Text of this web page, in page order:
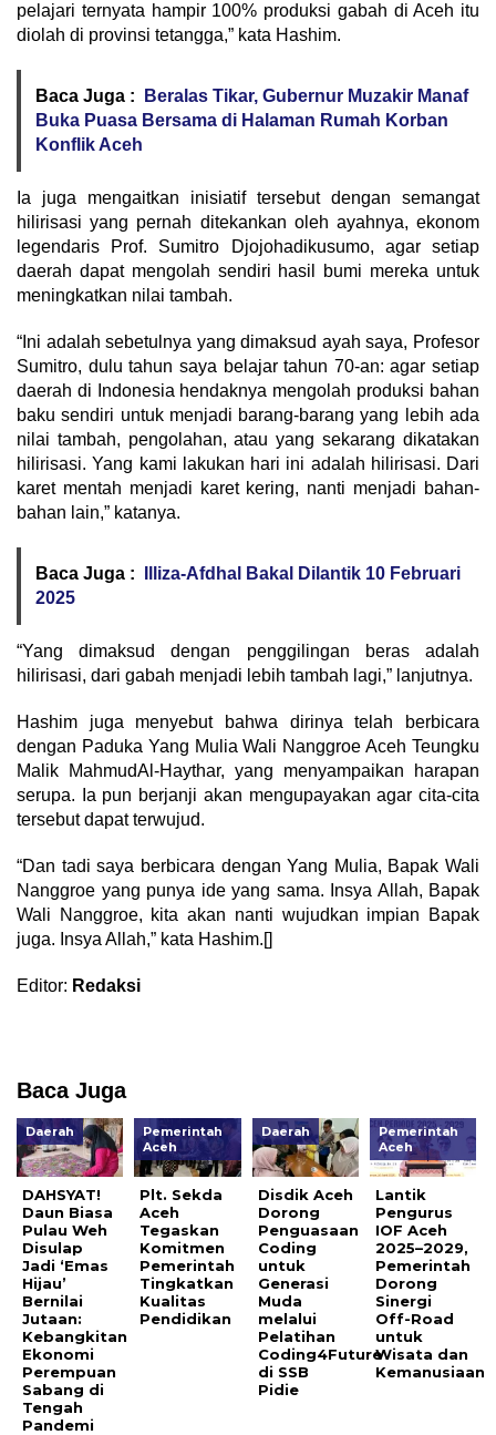
pelajari ternyata hampir 100% produksi gabah di Aceh itu
diolah di provinsi tetangga,” kata Hashim.
Baca Juga :
Beralas Tikar, Gubernur Muzakir Manaf
Buka Puasa Bersama di Halaman Rumah Korban
Konflik Aceh
Ia juga mengaitkan inisiatif tersebut dengan semangat
hilirisasi yang pernah ditekankan oleh ayahnya, ekonom
legendaris Prof. Sumitro Djojohadikusumo, agar setiap
daerah dapat mengolah sendiri hasil bumi mereka untuk
meningkatkan nilai tambah.
“Ini adalah sebetulnya yang dimaksud ayah saya, Profesor
Sumitro, dulu tahun saya belajar tahun 70-an: agar setiap
daerah di Indonesia hendaknya mengolah produksi bahan
baku sendiri untuk menjadi barang-barang yang lebih ada
nilai tambah, pengolahan, atau yang sekarang dikatakan
hilirisasi. Yang kami lakukan hari ini adalah hilirisasi. Dari
karet mentah menjadi karet kering, nanti menjadi bahan-
bahan lain,” katanya.
Baca Juga :
Illiza-Afdhal Bakal Dilantik 10 Februari
2025
“Yang dimaksud dengan penggilingan beras adalah
hilirisasi, dari gabah menjadi lebih tambah lagi,” lanjutnya.
Hashim juga menyebut bahwa dirinya telah berbicara
dengan Paduka Yang Mulia Wali Nanggroe Aceh Teungku
Malik MahmudAl-Haythar, yang menyampaikan harapan
serupa. Ia pun berjanji akan mengupayakan agar cita-cita
tersebut dapat terwujud.
“Dan tadi saya berbicara dengan Yang Mulia, Bapak Wali
Nanggroe yang punya ide yang sama. Insya Allah, Bapak
Wali Nanggroe, kita akan nanti wujudkan impian Bapak
juga. Insya Allah,” kata Hashim.[]
Editor: Redaksi
Baca Juga
Daerah
DAHSYAT!
Daun Biasa
Pulau Weh
Disulap
Jadi ‘Emas
Hijau’
Bernilai
Jutaan:
Kebangkitan
Ekonomi
Perempuan
Sabang di
Tengah
Pandemi
Pemerintah
Aceh
Plt. Sekda
Aceh
Tegaskan
Komitmen
Pemerintah
Tingkatkan
Kualitas
Pendidikan
Daerah
Disdik Aceh
Dorong
Penguasaan
Coding
untuk
Generasi
Muda
melalui
Pelatihan
Coding4Future
di SSB
Pidie
Pemerintah
Aceh
Lantik
Pengurus
IOF Aceh
2025–2029,
Pemerintah
Dorong
Sinergi
Off-Road
untuk
Wisata dan
Kemanusiaan